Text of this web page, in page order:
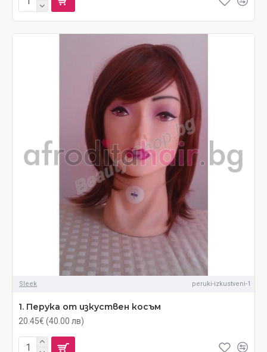
Sleek peruki-izkustveni-1
1. Перука от изкуствен косъм
20.45€ (40.00 лв)